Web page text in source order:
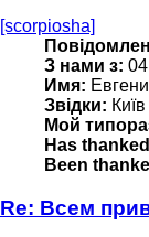
[scorpiosha]
З нами з:
Имя:
Звідки: Київ
Мой
Has
Been
Re: Всем